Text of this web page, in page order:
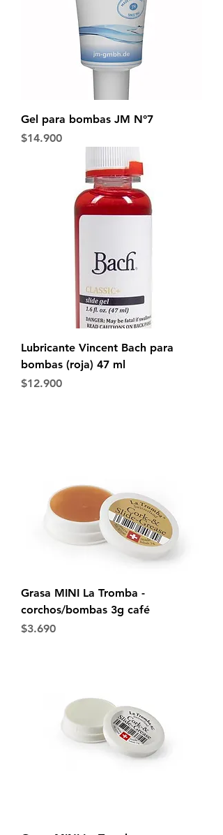
Gel para bombas JM N°7
Precio
$14.900
Lubricante Vincent Bach para
bombas (roja) 47 ml
Precio
$12.900
Grasa MINI La Tromba -
corchos/bombas 3g café
Precio
$3.690